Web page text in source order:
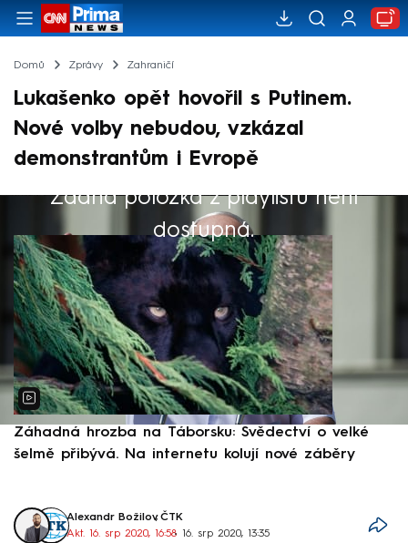
Domů Zprávy Zahraničí
Lukašenko opět hovořil s Putinem.
Nové volby nebudou, vzkázal
demonstrantům i Evropě
Žádná položka z playlistu není
dostupná.
Výběr redakce
Záhadná hrozba na Táborsku: Svědectví o velké
šelmě přibývá. Na internetu kolují nové záběry
Alexandr Božilov, ČTK
Akt. 16. srp 2020, 16:58• 16. srp 2020, 13:35